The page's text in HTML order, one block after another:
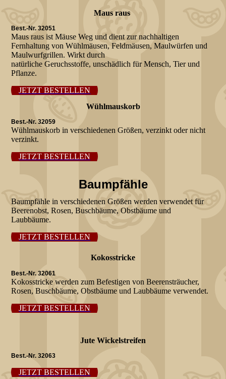
Maus raus
Best.-Nr. 32051
Maus raus ist Mäuse Weg und dient zur nachhaltigen
Fernhaltung von Wühlmäusen, Feldmäusen, Maulwürfen und
Maulwurfgrillen. Wirkt durch
natürliche Geruchsstoffe, unschädlich für Mensch, Tier und
Pflanze.
JETZT BESTELLEN
Wühlmauskorb
Best.-Nr. 32059
Wühlmauskorb in verschiedenen Größen, verzinkt oder nicht
verzinkt.
JETZT BESTELLEN
Baumpfähle
Baumpfähle in verschiedenen Größen werden verwendet für
Beerenobst, Rosen, Buschbäume, Obstbäume und
Laubbäume.
JETZT BESTELLEN
Kokosstricke
Best.-Nr. 32061
Kokosstricke werden zum Befestigen von Beerensträucher,
Rosen, Buschbäume, Obstbäume und Laubbäume verwendet.
JETZT BESTELLEN
Jute Wickelstreifen
Best.-Nr. 32063
JETZT BESTELLEN